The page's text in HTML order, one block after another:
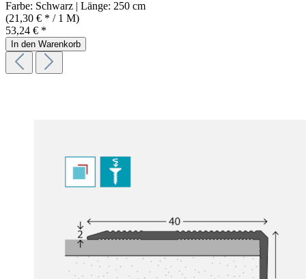
Farbe: Schwarz | Länge: 250 cm
(21,30 € * / 1 M)
53,24 € *
In den Warenkorb